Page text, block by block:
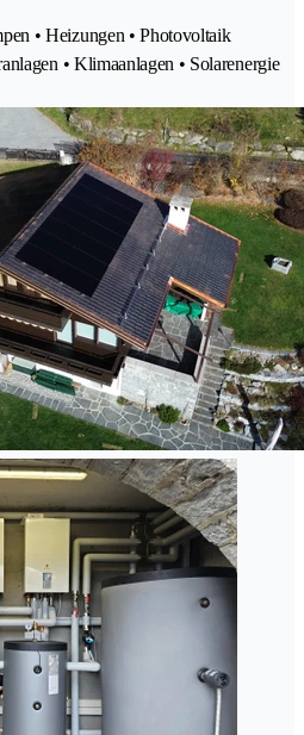
• Heizungen • Photovoltaik
• Klimaanlagen • Solarenergie